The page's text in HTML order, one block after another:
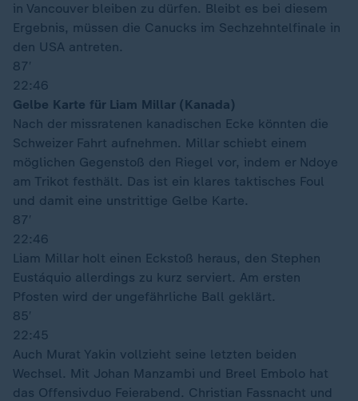
in Vancouver bleiben zu dürfen. Bleibt es bei diesem
Ergebnis, müssen die Canucks im Sechzehntelfinale in
den USA antreten.
87′
22:46
Gelbe Karte für Liam Millar (Kanada)
Nach der missratenen kanadischen Ecke könnten die
Schweizer Fahrt aufnehmen. Millar schiebt einem
möglichen Gegenstoß den Riegel vor, indem er Ndoye
am Trikot festhält. Das ist ein klares taktisches Foul
und damit eine unstrittige Gelbe Karte.
87′
22:46
Liam Millar holt einen Eckstoß heraus, den Stephen
Eustáquio allerdings zu kurz serviert. Am ersten
Pfosten wird der ungefährliche Ball geklärt.
85′
22:45
Auch Murat Yakin vollzieht seine letzten beiden
Wechsel. Mit Johan Manzambi und Breel Embolo hat
das Offensivduo Feierabend. Christian Fassnacht und